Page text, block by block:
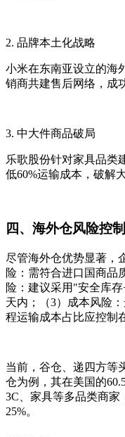
2. 品牌本土化战略
小米在东南亚设立的海
销商共建售后网络，成
3. 中大件商品破局
乐歌股份针对家具品类
低60%运输成本，破解
四、海外仓风险控
尽管海外仓优势显著，
险：需符合进口国商品
险：建议采用"安全库
天内；（3）成本风险
程运输成本占比应控制
当前，谷仓、递四方等
仓为例，其在美国的
3C、家具等多品类商
25%。